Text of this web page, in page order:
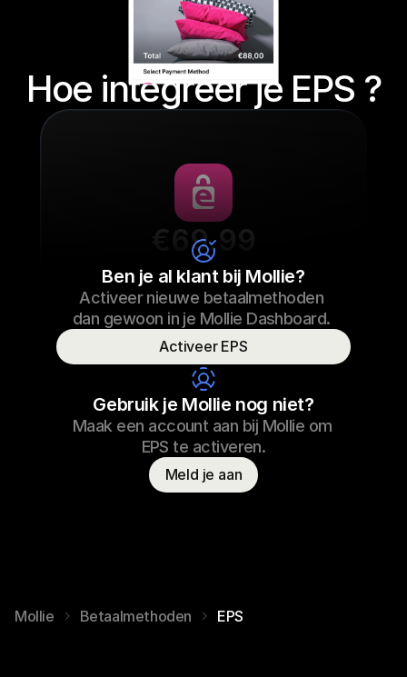
Hoe integreer je EPS ?
€69.99
Sneaker laces
Sneaker laces
23/09/2022 17:29 €69.99
Paid
Ben je al klant bij Mollie?
Activeer nieuwe betaalmethoden
Activeer EPS
Gebruik je Mollie nog niet?
Maak een account aan bij Mollie om
EPS te activeren.
Meld je aan
Mollie Betaalmethoden EPS